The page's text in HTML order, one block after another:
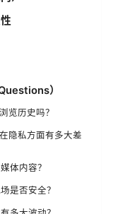
）
览历史吗？
隐私方面有多大差
体内容？
是否安全？